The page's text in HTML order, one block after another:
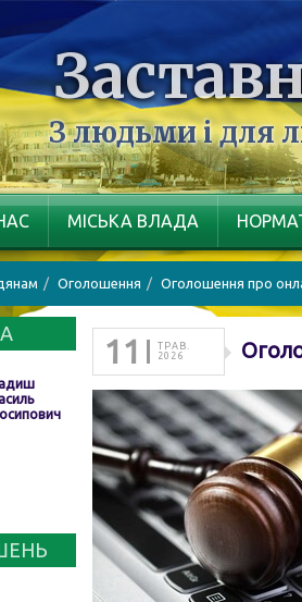
З людьми і для
МІСЬКА ВЛАДА
Оголошення Оголошення про
11
ТРАВ.
2026